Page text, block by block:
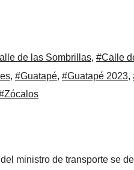
de las Sombrillas, #Calle
, #Guatapé, #Guatapé 2023,
ministro de transporte se